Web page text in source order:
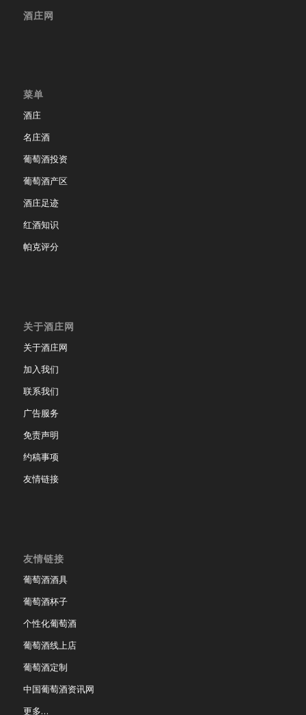
酒庄网
菜单
酒庄
名庄酒
葡萄酒投资
葡萄酒产区
酒庄足迹
红酒知识
帕克评分
关于酒庄网
关于酒庄网
加入我们
联系我们
广告服务
免责声明
约稿事项
友情链接
友情链接
葡萄酒酒具
葡萄酒杯子
个性化葡萄酒
葡萄酒线上店
葡萄酒定制
中国葡萄酒资讯网
更多…